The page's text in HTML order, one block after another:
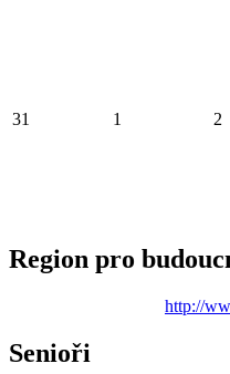
31 1 2
Region pro
http://
Senioři